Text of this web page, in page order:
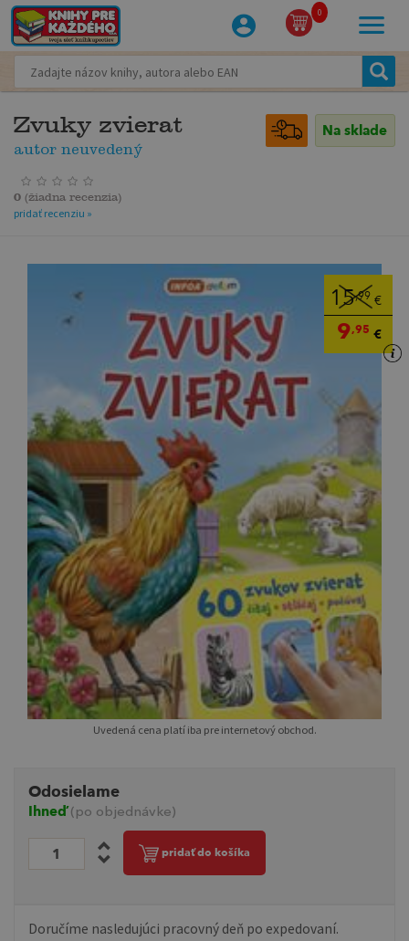
0
Zvuky zvierat
autor neuvedený
Na sklade
0 (žiadna recenzia)
pridať recenziu »
15,99 €
9,95 €
Uvedená cena platí iba pre internetový obchod.
Odosielame
Ihneď(po objednávke)
pridať do košíka
Doručíme nasledujúci pracovný deň po expedovaní.